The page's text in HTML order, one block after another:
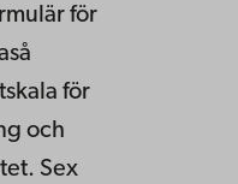
för
för
och
Sex